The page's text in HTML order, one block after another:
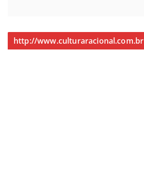
http://www.culturaracional.com.br